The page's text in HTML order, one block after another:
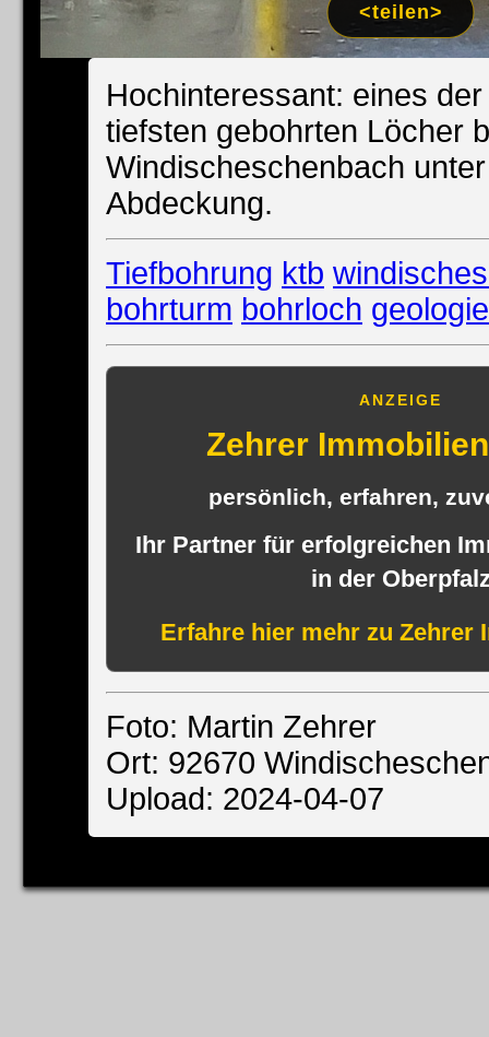
<teilen>
Hochinteressant: eines
tiefsten gebohrten Löcher
Windischeschenbach
Abdeckung.
Tiefbohrung ktb
bohrturm bohrloch geologie
ANZEIGE
Zehrer
persönlich, erfahren,
Ihr Partner für erfolgreichen
in der
Erfahre hier mehr zu Zehrer
Foto: Martin Zehrer
Ort: 92670
Upload: 2024-04-07